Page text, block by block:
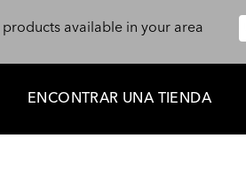
available in your area
ENCONTRAR UNA TIENDA